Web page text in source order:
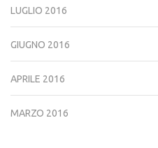
LUGLIO 2016
GIUGNO 2016
APRILE 2016
MARZO 2016